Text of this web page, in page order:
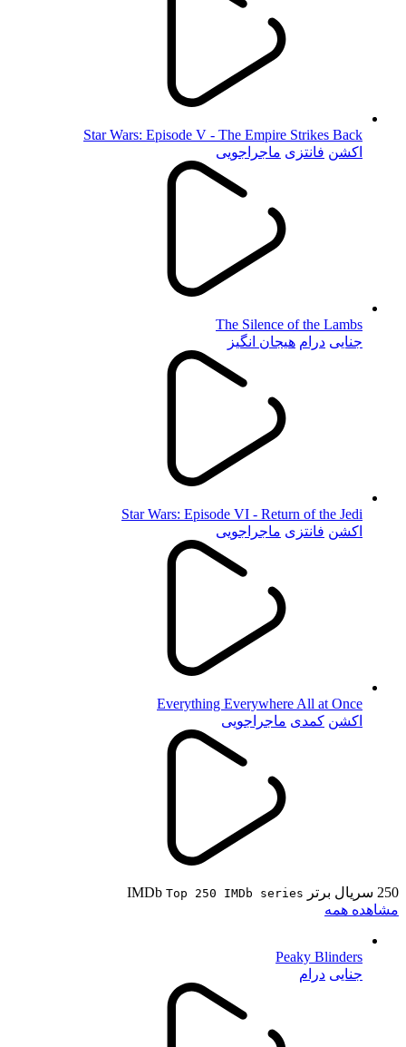
Star Wars: Episode V - The Empire Strikes Back
اکشن فانتزی ماجراجویی
The Silence of the Lambs
جنایی درام هیجان انگیز
Star Wars: Episode VI - Return of the Jedi
اکشن فانتزی ماجراجویی
Everything Everywhere All at Once
اکشن کمدی ماجراجویی
250 سریال برتر IMDb Top 250 IMDb series
مشاهده همه
Peaky Blinders
جنایی درام